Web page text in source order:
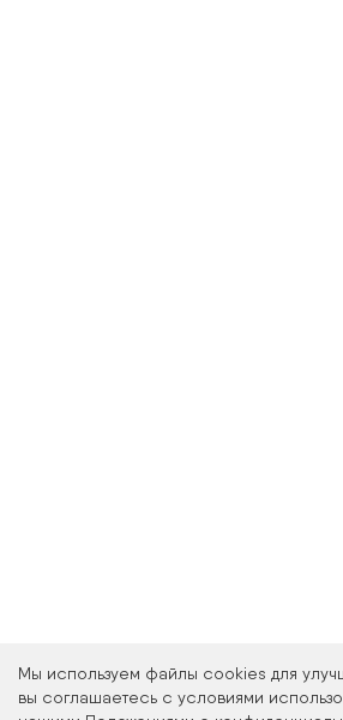
Мы используем файлы cookies для
вы соглашаетесь с условиями